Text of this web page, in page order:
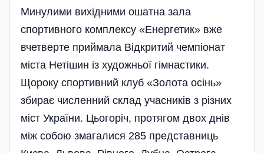
Минулими вихідними ошатна зала
спортивного комплексу «Енергетик» вже
вчетверте приймала Відкритий чемпіонат
міста Нетішин із художньої гімнастики.
Щороку спортивний клуб «Золота осінь»
збирає численний склад учасників з різних
міст України. Цьогоріч, протягом двох днів
між собою змагалися 285 представниць